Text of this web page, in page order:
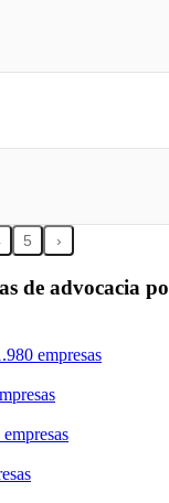
5 ›
de advocacia
empresas
empresas